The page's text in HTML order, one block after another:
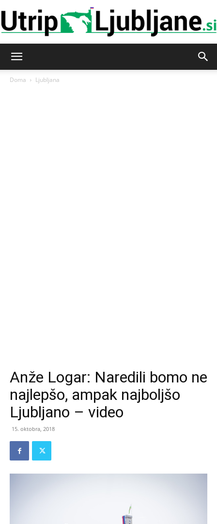
Doma Ljubljana
Anže Logar: Naredili bomo ne
najlepšo, ampak najboljšo
Ljubljano – video
15. oktobra, 2018